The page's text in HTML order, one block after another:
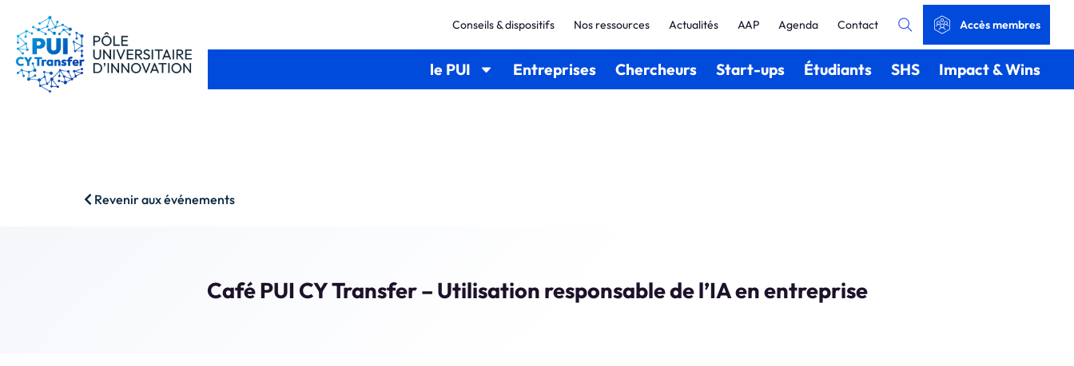
le PUI Entreprises Chercheurs Start-ups Étudiants SHS Impact & Wins
Conseils & dispositifs Nos ressources Actualités AAP Agenda Contact Accès membres
Revenir aux événements
Café PUI CY Transfer – Utilisation responsable de l’IA en entreprise